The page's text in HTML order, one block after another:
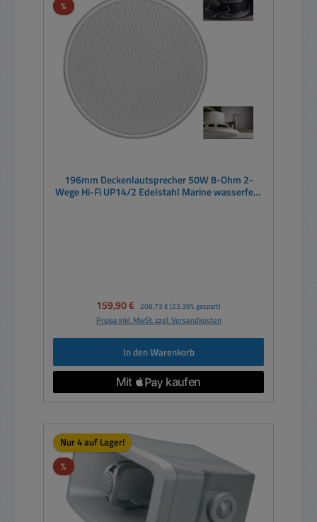
%Rabatt
196mm Deckenlautsprecher 50W 8-Ohm 2-
Wege Hi-Fi UP14/2 Edelstahl Marine wasserfest
Verkaufspreis:
159,90 € Regulärer Preis:
208,73 € (23.39% gespart)
Preise inkl. MwSt. zzgl. Versandkosten
In den Warenkorb
Nur 4 auf Lager!
%Rabatt